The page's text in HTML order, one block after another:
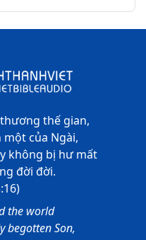
thế gian,
một của Ngài,
không bị hư mất
đời đời.
the world
begotten Son,